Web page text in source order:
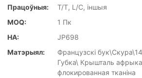
Працоўныя:
T/T, L/C, іншыя
MOQ:
1 Пк
НА:
JP698
Матэрыял:
Французскі
Губка\ Крышталь
флокированная тканіна